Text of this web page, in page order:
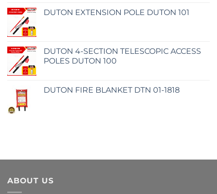
DUTON EXTENSION POLE DUTON 101
DUTON 4-SECTION TELESCOPIC ACCESS
POLES DUTON 100
DUTON FIRE BLANKET DTN 01-1818
ABOUT US